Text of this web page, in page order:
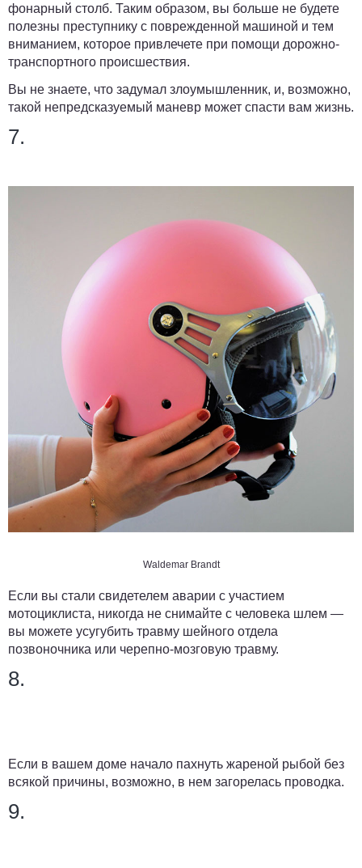
фонарный столб. Таким образом, вы больше не будете
полезны преступнику с поврежденной машиной и тем
вниманием, которое привлечете при помощи дорожно-
транспортного происшествия.
Вы не знаете, что задумал злоумышленник, и, возможно,
такой непредсказуемый маневр может спасти вам жизнь.
7.
Waldemar Brandt
Если вы стали свидетелем аварии с участием
мотоциклиста, никогда не снимайте с человека шлем —
вы можете усугубить травму шейного отдела
позвоночника или черепно-мозговую травму.
8.
Если в вашем доме начало пахнуть жареной рыбой без
всякой причины, возможно, в нем загорелась проводка.
9.